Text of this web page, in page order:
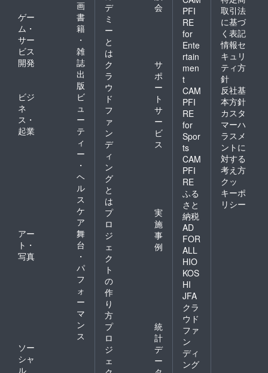
画
ゲー
ム・
サー
ビス
開発
書
籍
・
雑
誌
出
版
ビジ
ネ
ス・
起業
ビ
ュ
ー
テ
ィ
ー
・
ヘ
ル
ス
ケ
ア
アー
ト・
写真
舞
台
・
パ
フ
ォ
ー
マ
ン
ス
ソー
シャ
ル
デ
ミ
ー
と
は
会
ク
ラ
ウ
ド
フ
ァ
ン
デ
ィ
ン
グ
と
は
サ
ポ
ー
ト
サ
ー
ビ
ス
プ
ロ
ジ
ェ
ク
ト
の
作
り
方
実
施
事
例
プ
ロ
ジ
ェ
統
計
デ
ー
PFI
RE
for
Ente
rtain
men
t
CAM
PFI
RE
for
Spor
ts
CAM
PFI
RE
ふる
さと
納税
AD
FOR
ALL
HIO
KOS
HI
JFA
クラ
ウド
ファ
ン
ディ
ング
取引法
に基づ
く表記
情報セ
キュリ
ティ方
針
反社基
本方針
カスタ
マーハ
ラスメ
ントに
対する
考え方
クッ
キーポ
リシー